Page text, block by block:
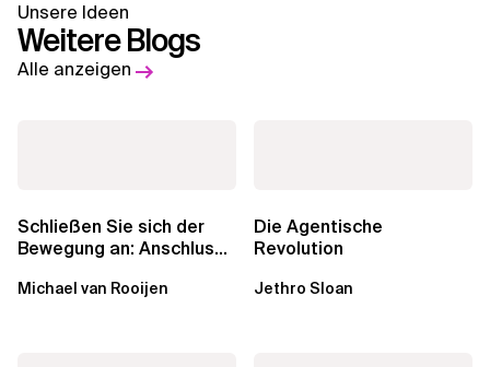
Unsere Ideen
Weitere Blogs
Alle anzeigen
Schließen Sie sich der
Bewegung an: Anschluss
Michael van Rooijen
Die Agentische
Revolution
Jethro Sloan